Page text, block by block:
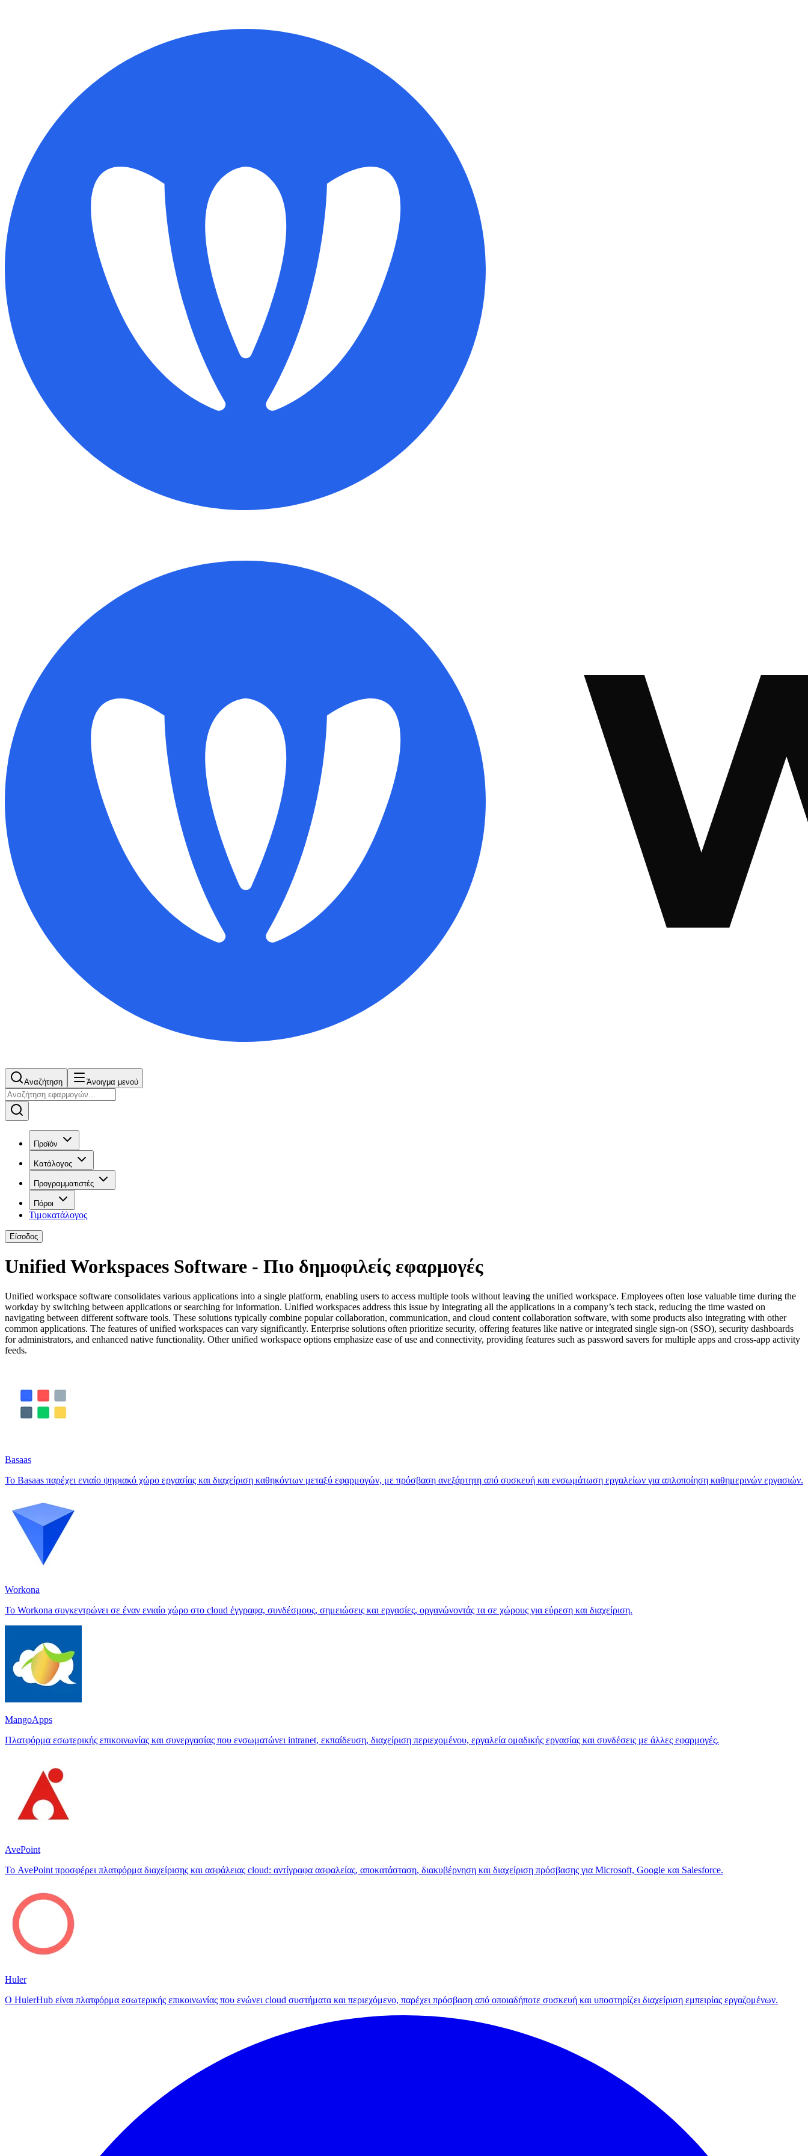
Αναζήτηση Άνοιγμα μενού
Προϊόν
Κατάλογος
Προγραμματιστές
Πόροι
Τιμοκατάλογος
Είσοδος
Unified Workspaces Software - Πιο δημοφιλείς εφαρμογές
Unified workspace software consolidates various applications into a single platform, enabling users to access multiple tools without leaving the unified workspace. Employees often lose valuable time during the
workday by switching between applications or searching for information. Unified workspaces address this issue by integrating all the applications in a company’s tech stack, reducing the time wasted on
navigating between different software tools. These solutions typically combine popular collaboration, communication, and cloud content collaboration software, with some products also integrating with other
common applications. The features of unified workspaces can vary significantly. Enterprise solutions often prioritize security, offering features like native or integrated single sign-on (SSO), security dashboards
for administrators, and enhanced native functionality. Other unified workspace options emphasize ease of use and connectivity, providing features such as password savers for multiple apps and cross-app activity
feeds.
Basaas
Το Basaas παρέχει ενιαίο ψηφιακό χώρο εργασίας και διαχείριση καθηκόντων μεταξύ εφαρμογών, με πρόσβαση ανεξάρτητη από συσκευή και ενσωμάτωση εργαλείων για απλοποίηση καθημερινών εργασιών.
Workona
Το Workona συγκεντρώνει σε έναν ενιαίο χώρο στο cloud έγγραφα, συνδέσμους, σημειώσεις και εργασίες, οργανώνοντάς τα σε χώρους για εύρεση και διαχείριση.
MangoApps
Πλατφόρμα εσωτερικής επικοινωνίας και συνεργασίας που ενσωματώνει intranet, εκπαίδευση, διαχείριση περιεχομένου, εργαλεία ομαδικής εργασίας και συνδέσεις με άλλες εφαρμογές.
AvePoint
Το AvePoint προσφέρει πλατφόρμα διαχείρισης και ασφάλειας cloud: αντίγραφα ασφαλείας, αποκατάσταση, διακυβέρνηση και διαχείριση πρόσβασης για Microsoft, Google και Salesforce.
Huler
Ο HulerHub είναι πλατφόρμα εσωτερικής επικοινωνίας που ενώνει cloud συστήματα και περιεχόμενο, παρέχει πρόσβαση από οποιαδήποτε συσκευή και υποστηρίζει διαχείριση εμπειρίας εργαζομένων.